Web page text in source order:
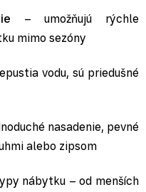
– umožňujú rýchle
mimo sezóny
vodu, sú priedušné
nasadenie, pevné
alebo zipsom
nábytku – od menších